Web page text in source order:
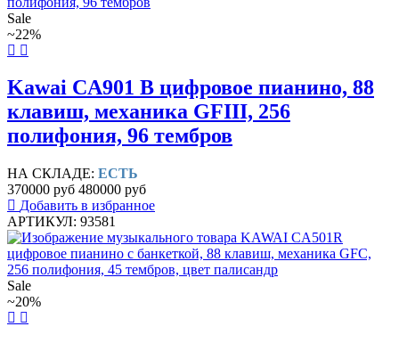
Sale
~22%
Kawai CA901 B цифровое пианино, 88
клавиш, механика GFIII, 256
полифония, 96 тембров
НА СКЛАДЕ: ЕСТЬ
370000 руб 480000 руб
Добавить в избранное
АРТИКУЛ: 93581
Sale
~20%